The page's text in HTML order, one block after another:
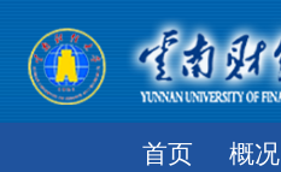
首页 概况